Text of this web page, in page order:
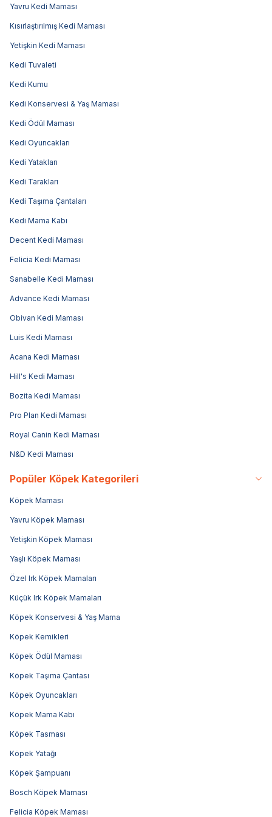
Yavru Kedi Maması
Kısırlaştırılmış Kedi Maması
Yetişkin Kedi Maması
Kedi Tuvaleti
Kedi Kumu
Kedi Konservesi & Yaş Maması
Kedi Ödül Maması
Kedi Oyuncakları
Kedi Yatakları
Kedi Tarakları
Kedi Taşıma Çantaları
Kedi Mama Kabı
Decent Kedi Maması
Felicia Kedi Maması
Sanabelle Kedi Maması
Advance Kedi Maması
Obivan Kedi Maması
Luis Kedi Maması
Acana Kedi Maması
Hill's Kedi Maması
Bozita Kedi Maması
Pro Plan Kedi Maması
Royal Canin Kedi Maması
N&D Kedi Maması
Popüler Köpek Kategorileri
Köpek Maması
Yavru Köpek Maması
Yetişkin Köpek Maması
Yaşlı Köpek Maması
Özel Irk Köpek Mamaları
Küçük Irk Köpek Mamaları
Köpek Konservesi & Yaş Mama
Köpek Kemikleri
Köpek Ödül Maması
Köpek Taşıma Çantası
Köpek Oyuncakları
Köpek Mama Kabı
Köpek Tasması
Köpek Yatağı
Köpek Şampuanı
Bosch Köpek Maması
Felicia Köpek Maması